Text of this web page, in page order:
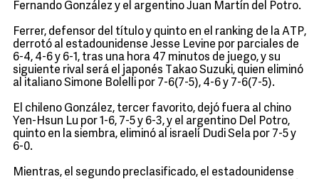
Fernando González y el argentino Juan Martín del Potro.
Ferrer, defensor del título y quinto en el ranking de la ATP,
derrotó al estadounidense Jesse Levine por parciales de
6-4, 4-6 y 6-1, tras una hora 47 minutos de juego, y su
siguiente rival será el japonés Takao Suzuki, quien eliminó
al italiano Simone Bolelli por 7-6(7-5), 4-6 y 7-6(7-5).
El chileno González, tercer favorito, dejó fuera al chino
Yen-Hsun Lu por 1-6, 7-5 y 6-3, y el argentino Del Potro,
quinto en la siembra, eliminó al israelí Dudi Sela por 7-5 y
6-0.
Mientras, el segundo preclasificado, el estadounidense